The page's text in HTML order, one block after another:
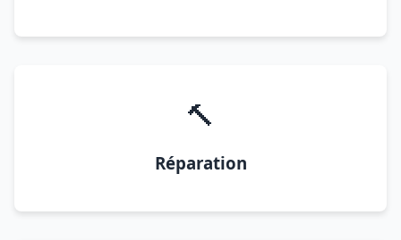
🔨
Réparation